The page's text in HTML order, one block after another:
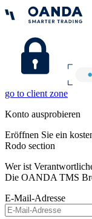
go to client zone
Konto ausprobieren
Eröffnen Sie ein
Rodo section
Wer ist
Die OANDA TMS
E-Mail-Adresse